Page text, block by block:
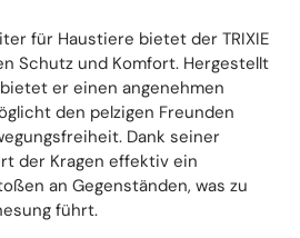
für Haustiere bietet der TRIXIE
Schutz und Komfort. Hergestellt
er einen angenehmen
den pelzigen Freunden
Dank seiner
der Kragen effektiv ein
an Gegenständen, was zu
führt.